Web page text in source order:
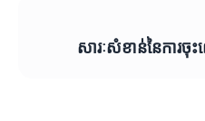
សារៈសំខាន់នៃការចុ